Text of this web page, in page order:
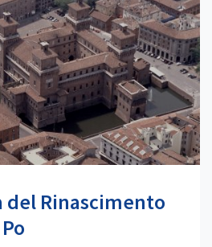
del Rinascimento